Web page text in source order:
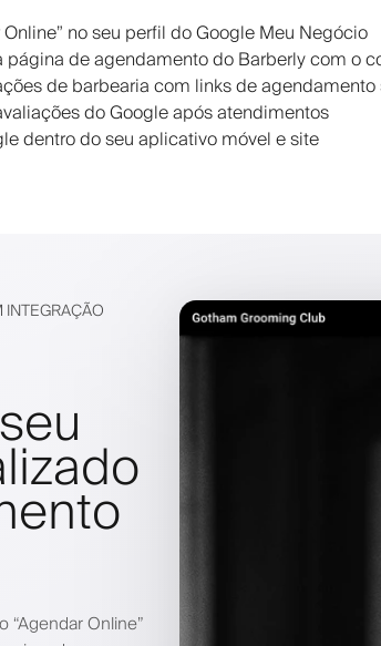
no seu perfil do Google Meu Negócio
de agendamento do Barberly com o
de barbearia com links de
do Google após atendimentos
dentro do seu aplicativo móvel e site
Online”